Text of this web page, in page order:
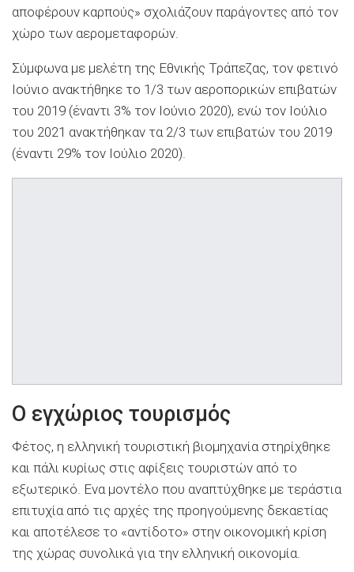
αποφέρουν καρπούς» σχολιάζουν παράγοντες από τον
χώρο των αερομεταφορών.
Σύμφωνα με μελέτη της Εθνικής Τράπεζας, τον φετινό
Ιούνιο ανακτήθηκε το 1/3 των αεροπορικών επιβατών
του 2019 (έναντι 3% τον Ιούνιο 2020), ενώ τον Ιούλιο
του 2021 ανακτήθηκαν τα 2/3 των επιβατών του 2019
(έναντι 29% τον Ιούλιο 2020).
Ο εγχώριος τουρισμός
Φέτος, η ελληνική τουριστική βιομηχανία στηρίχθηκε
και πάλι κυρίως στις αφίξεις τουριστών από το
εξωτερικό. Ενα μοντέλο που αναπτύχθηκε με τεράστια
επιτυχία από τις αρχές της προηγούμενης δεκαετίας
και αποτέλεσε το «αντίδοτο» στην οικονομική κρίση
της χώρας συνολικά για την ελληνική οικονομία.